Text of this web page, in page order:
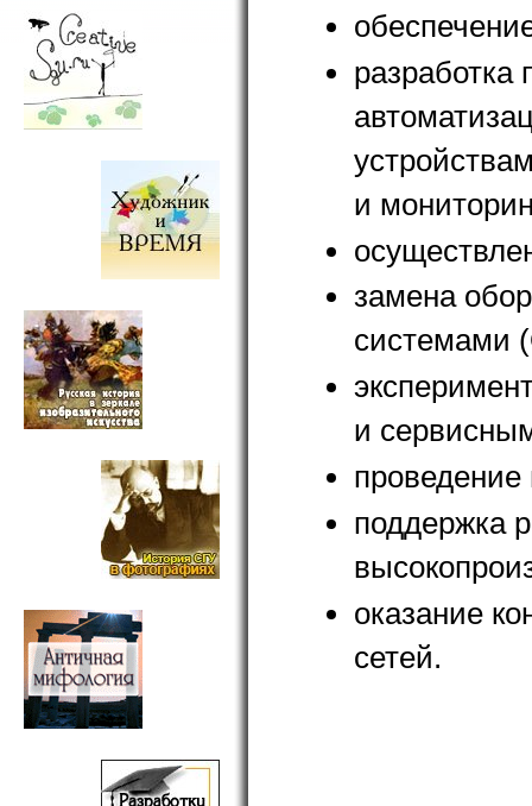
и
замена
системами
и
поддержка
оказание
сетей.